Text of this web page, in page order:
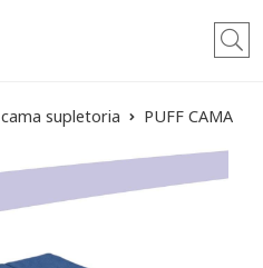
cama supletoria PUFF CAMA